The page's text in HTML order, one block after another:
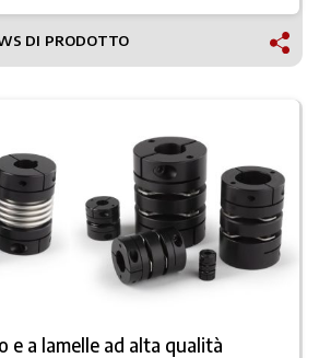
DI PRODOTTO
e a lamelle ad alta qualità